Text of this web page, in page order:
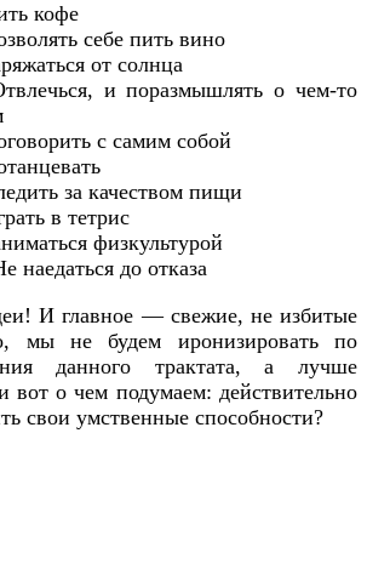
кофе
себе пить вино
от солнца
и поразмышлять о чем-то
с самим собой
за качеством пищи
в тетрис
физкультурой
наедаться до отказа
И главное — свежие, не избитые
мы не будем иронизировать по
данного трактата, а лучше
вот о чем подумаем: действительно
свои умственные способности?